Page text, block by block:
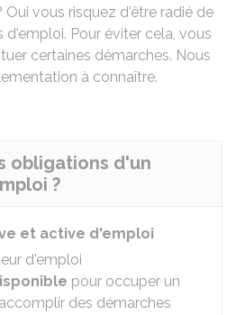
vous risquez d'être radié de
d'emploi. Pour éviter cela, vous
certaines démarches. Nous
à connaître.
obligations d'un
?
et active d'emploi
d'emploi
pour occuper un
des démarches